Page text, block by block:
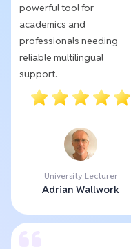
powerful tool for
academics and
professionals needing
reliable multilingual
support.
University Lecturer
Adrian Wallwork